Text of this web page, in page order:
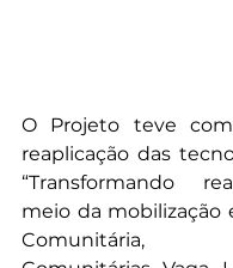
O Projeto teve
reaplicação das
“Transformando
meio da mobilização
Comunitária,